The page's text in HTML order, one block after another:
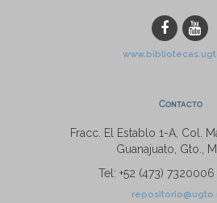
Contacto
Fracc. El Establo 1-A, Col.
Guanajuato, Gto.,
Tel: +52 (473) 7320006